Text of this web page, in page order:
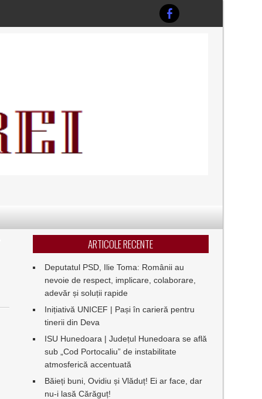
ARTICOLE RECENTE
Deputatul PSD, Ilie Toma: Românii au
nevoie de respect, implicare, colaborare,
adevăr și soluții rapide
Inițiativă UNICEF | Pași în carieră pentru
tinerii din Deva
ISU Hunedoara | Județul Hunedoara se află
sub „Cod Portocaliu” de instabilitate
atmosferică accentuată
Băieți buni, Ovidiu și Vlăduț! Ei ar face, dar
nu-i lasă Cărăguț!